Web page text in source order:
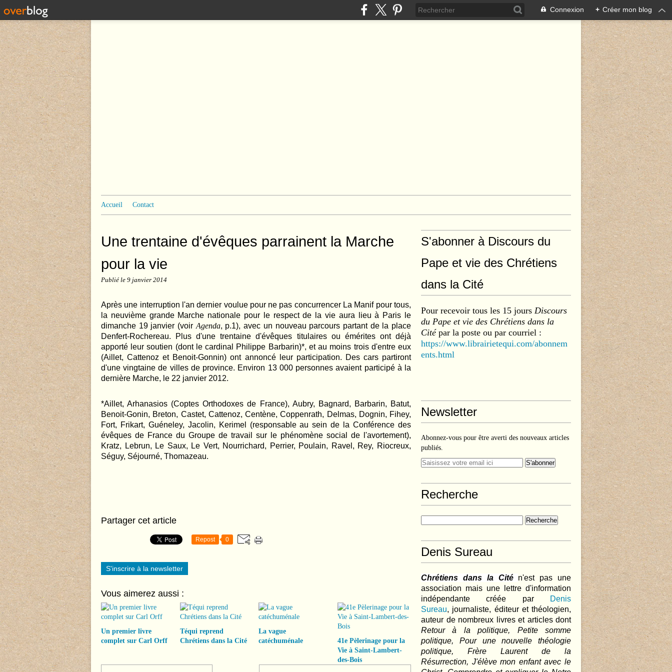
Connexion + Créer mon blog
Accueil Contact
Une trentaine d'évêques parrainent la Marche
pour la vie
Publié le 9 janvier 2014
Après une interruption l'an dernier voulue pour ne pas concurrencer La Manif pour tous,
la neuvième grande Marche nationale pour le respect de la vie aura lieu à Paris le
dimanche 19 janvier (voir Agenda, p.1), avec un nouveau parcours partant de la place
Denfert-Rochereau. Plus d'une trentaine d'évêques titulaires ou émérites ont déjà
apporté leur soutien (dont le cardinal Philippe Barbarin)*, et au moins trois d'entre eux
(Aillet, Cattenoz et Benoit-Gonnin) ont annoncé leur participation. Des cars partiront
d'une vingtaine de villes de province. Environ 13 000 personnes avaient participé à la
dernière Marche, le 22 janvier 2012.
*Aillet, Arhanasios (Coptes Orthodoxes de France), Aubry, Bagnard, Barbarin, Batut,
Benoit-Gonin, Breton, Castet, Cattenoz, Centène, Coppenrath, Delmas, Dognin, Fihey,
Fort, Frikart, Guéneley, Jacolin, Kerimel (responsable au sein de la Conférence des
évêques de France du Groupe de travail sur le phénomène social de l'avortement),
Kratz, Lebrun, Le Saux, Le Vert, Nourrichard, Perrier, Poulain, Ravel, Rey, Riocreux,
Séguy, Séjourné, Thomazeau.
Partager cet article
Repost 0
S'inscrire à la newsletter
Vous aimerez aussi :
Un premier livre
complet sur Carl Orff
Téqui reprend
Chrétiens dans la Cité
La vague
catéchuménale
41e Pèlerinage pour la
Vie à Saint-Lambert-
des-Bois
S'abonner à Discours du
Pape et vie des Chrétiens
dans la Cité
Pour recevoir tous les 15 jours Discours
du Pape et vie des Chrétiens dans la
Citépar la poste ou par courriel :
https://www.librairietequi.com/abonnem
ents.html
Newsletter
Abonnez-vous pour être averti des nouveaux articles
publiés.
Recherche
Denis Sureau
Chrétiens dans la Cité
n'est pas une
association mais une lettre d'information
indépendante créée par
Denis
Sureau, journaliste, éditeur et théologien,
auteur de nombreux livres et articles dont
Retour à la politique, Petite somme
politique, Pour une nouvelle théologie
politique, Frère Laurent de la
Résurrection, J'élève mon enfant avec le